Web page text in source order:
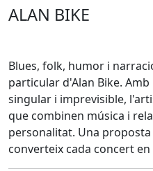
ALAN BIKE
Blues, folk, humor i
particular d'Alan Bike.
singular i imprevisible,
que combinen música i
personalitat. Una
converteix cada concert